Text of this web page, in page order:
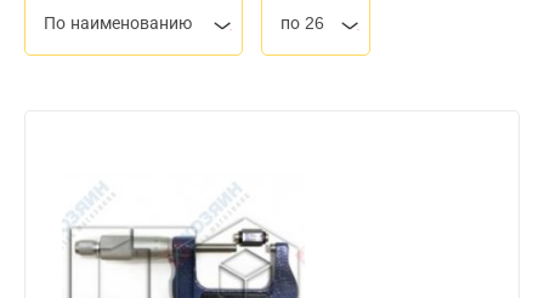
По наименованию по 26